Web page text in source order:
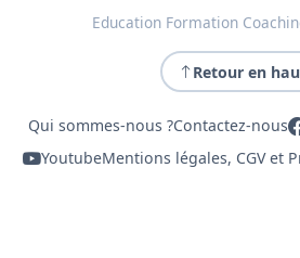
Education Formation
Retour en
Qui sommes-nous ?Contactez-nous
YoutubeMentions légales, CGV et